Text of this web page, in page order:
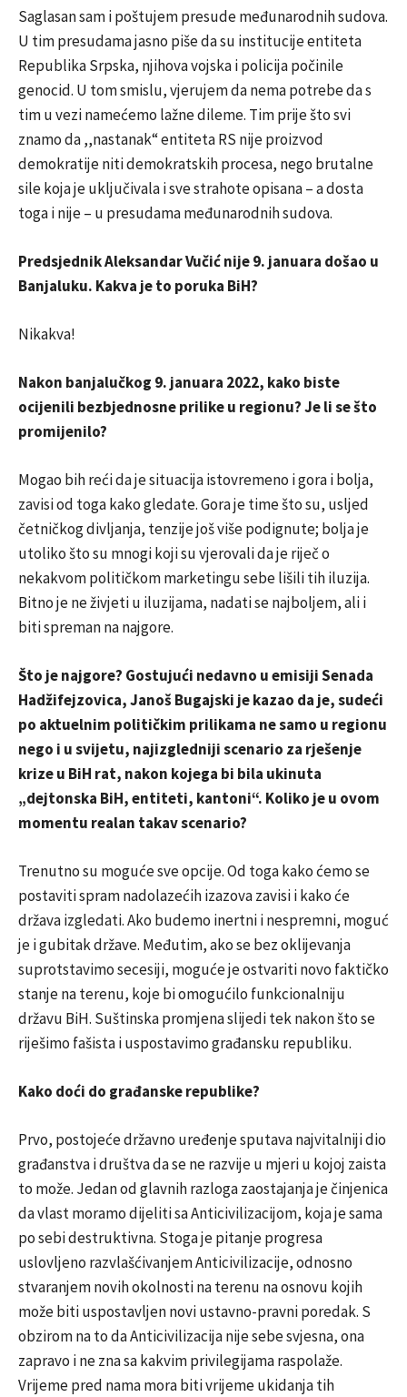
Saglasan sam i poštujem presude međunarodnih sudova.
U tim presudama jasno piše da su institucije entiteta
Republika Srpska, njihova vojska i policija počinile
genocid. U tom smislu, vjerujem da nema potrebe da s
tim u vezi namećemo lažne dileme. Tim prije što svi
znamo da ,,nastanak“ entiteta RS nije proizvod
demokratije niti demokratskih procesa, nego brutalne
sile koja je uključivala i sve strahote opisana – a dosta
toga i nije – u presudama međunarodnih sudova.
Predsjednik Aleksandar Vučić nije 9. januara došao u
Banjaluku. Kakva je to poruka BiH?
Nikakva!
Nakon banjalučkog 9. januara 2022, kako biste
ocijenili bezbjednosne prilike u regionu? Je li se što
promijenilo?
Mogao bih reći da je situacija istovremeno i gora i bolja,
zavisi od toga kako gledate. Gora je time što su, usljed
četničkog divljanja, tenzije još više podignute; bolja je
utoliko što su mnogi koji su vjerovali da je riječ o
nekakvom političkom marketingu sebe lišili tih iluzija.
Bitno je ne živjeti u iluzijama, nadati se najboljem, ali i
biti spreman na najgore.
Što je najgore? Gostujući nedavno u emisiji Senada
Hadžifejzovica, Janoš Bugajski je kazao da je, sudeći
po aktuelnim političkim prilikama ne samo u regionu
nego i u svijetu, najizgledniji scenario za rješenje
krize u BiH rat, nakon kojega bi bila ukinuta
„dejtonska BiH, entiteti, kantoni“. Koliko je u ovom
momentu realan takav scenario?
Trenutno su moguće sve opcije. Od toga kako ćemo se
postaviti spram nadolazećih izazova zavisi i kako će
država izgledati. Ako budemo inertni i nespremni, moguć
je i gubitak države. Međutim, ako se bez oklijevanja
suprotstavimo secesiji, moguće je ostvariti novo faktičko
stanje na terenu, koje bi omogućilo funkcionalniju
državu BiH. Suštinska promjena slijedi tek nakon što se
riješimo fašista i uspostavimo građansku republiku.
Kako doći do građanske republike?
Prvo, postojeće državno uređenje sputava najvitalniji dio
građanstva i društva da se ne razvije u mjeri u kojoj zaista
to može. Jedan od glavnih razloga zaostajanja je činjenica
da vlast moramo dijeliti sa Anticivilizacijom, koja je sama
po sebi destruktivna. Stoga je pitanje progresa
uslovljeno razvlašćivanjem Anticivilizacije, odnosno
stvaranjem novih okolnosti na terenu na osnovu kojih
može biti uspostavljen novi ustavno-pravni poredak. S
obzirom na to da Anticivilizacija nije sebe svjesna, ona
zapravo i ne zna sa kakvim privilegijama raspolaže.
Vrijeme pred nama mora biti vrijeme ukidanja tih